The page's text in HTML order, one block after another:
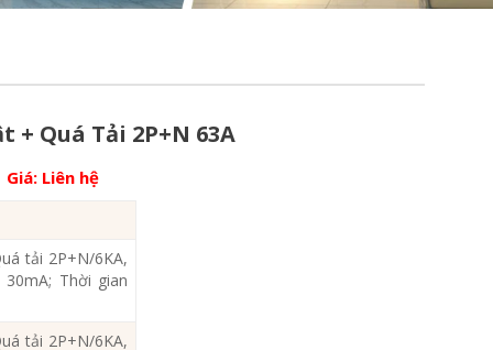
+ Quá Tải 2P+N 63A
Giá: Liên hệ
tải 2P+N/6KA,
Thời gian
tải 2P+N/6KA,